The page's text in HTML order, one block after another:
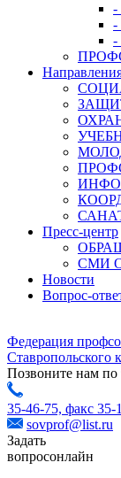
-
Пресс-центр
СМИ
Новости
Вопрос-
Федерация
Ставропольского
Позвоните нам по
35-46-75, факс 35-
sovprof@list.ru
Задать
вопросонлайн